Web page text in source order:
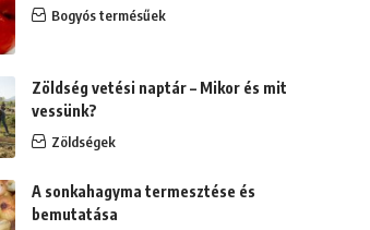
Bogyós termésűek
Zöldség vetési naptár – Mikor és mit
vessünk?
Zöldségek
A sonkahagyma termesztése és
bemutatása